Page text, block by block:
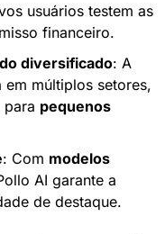
usuários testem as
financeiro.
diversificado: A
múltiplos setores,
pequenos
: Com modelos
AI garante a
de destaque.